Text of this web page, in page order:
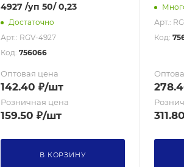
4927 /уп 50/ 0,23
Достаточно
Арт.: RGV-4927
Код: 756066
Оптовая цена
142.40 ₽/шт
Розничная цена
159.50 ₽/шт
В КОРЗИНУ
Арт.:
Код:
311.80